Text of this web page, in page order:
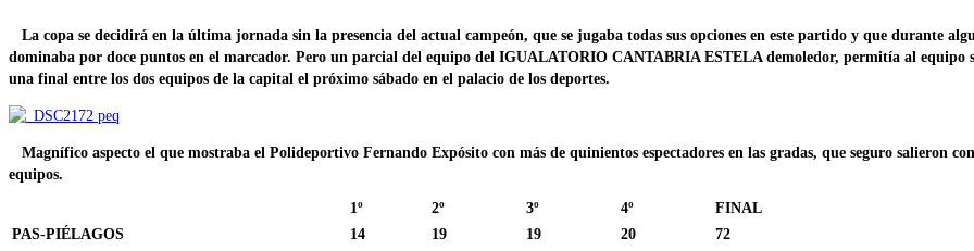
La copa se decidirá en la última jornada sin la presencia del actual campeón, que se jugaba todas sus opciones en este partido y que durante
dominaba por doce puntos en el marcador. Pero un parcial del equipo del IGUALATORIO CANTABRIA ESTELA demoledor, permitía al
una final entre los dos equipos de la capital el próximo sábado en el palacio de los deportes.
Magnífico aspecto el que mostraba el Polideportivo Fernando Expósito con más de quinientos espectadores en las gradas, que seguro salieron
equipos.
1º 2º 3º 4º
FINAL
PAS-PIÉLAGOS
14 19 19 20
72